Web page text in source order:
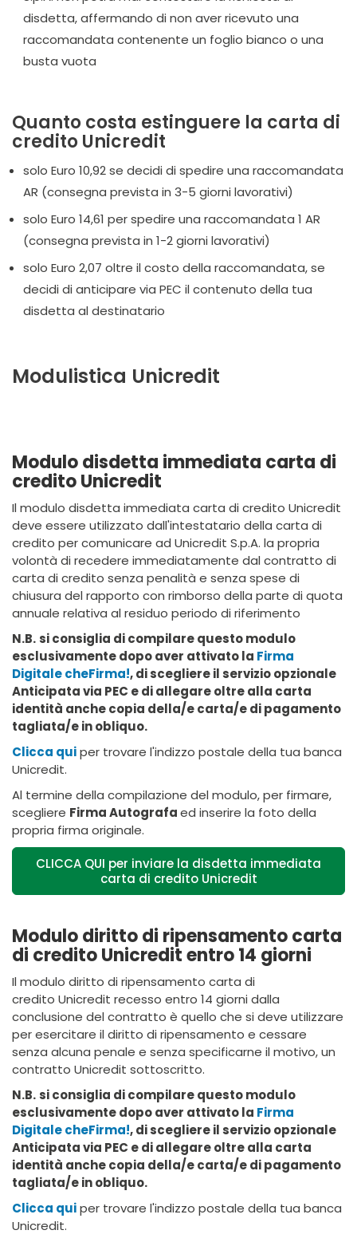
disdetta, affermando di non aver ricevuto una
raccomandata contenente un foglio bianco o una
busta vuota
Quanto costa estinguere la carta di
credito Unicredit
solo Euro 10,92 se decidi di spedire una raccomandata
AR (consegna prevista in 3-5 giorni lavorativi)
solo Euro 14,61 per spedire una raccomandata 1 AR
(consegna prevista in 1-2 giorni lavorativi)
solo Euro 2,07 oltre il costo della raccomandata, se
decidi di anticipare via PEC il contenuto della tua
disdetta al destinatario
Modulistica Unicredit
Modulo disdetta immediata carta di
credito Unicredit
Il modulo disdetta immediata carta di credito Unicredit
deve essere utilizzato dall'intestatario della carta di
credito per comunicare ad Unicredit S.p.A. la propria
volontà di recedere immediatamente dal contratto di
carta di credito senza penalità e senza spese di
chiusura del rapporto con rimborso della parte di quota
annuale relativa al residuo periodo di riferimento
N.B. si consiglia di compilare questo modulo
esclusivamente dopo aver attivato la Firma
Digitale cheFirma!, di scegliere il servizio opzionale
Anticipata via PEC e di allegare oltre alla carta
identità anche copia della/e carta/e di pagamento
tagliata/e in obliquo.
Clicca quiper trovare l'indizzo postale della tua banca
Unicredit.
Al termine della compilazione del modulo, per firmare,
scegliere Firma Autografaed inserire la foto della
propria firma originale.
CLICCA QUI per inviare la disdetta immediata
carta di credito Unicredit
Modulo diritto di ripensamento carta
di credito Unicredit entro 14 giorni
Il modulo diritto di ripensamento carta di
credito Unicredit recesso entro 14 giorni dalla
conclusione del contratto è quello che si deve utilizzare
per esercitare il diritto di ripensamento e cessare
senza alcuna penale e senza specificarne il motivo, un
contratto Unicredit sottoscritto.
N.B. si consiglia di compilare questo modulo
esclusivamente dopo aver attivato la Firma
Digitale cheFirma!, di scegliere il servizio opzionale
Anticipata via PEC e di allegare oltre alla carta
identità anche copia della/e carta/e di pagamento
tagliata/e in obliquo.
Clicca quiper trovare l'indizzo postale della tua banca
Unicredit.